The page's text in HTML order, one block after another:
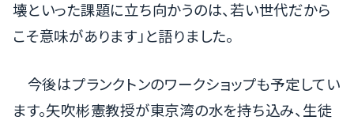
壊といった課題に立ち向かうのは、若い世代だから
こそ意味があります」と語りました。
今後はプランクトンのワークショップも予定してい
ます。矢吹彬憲教授が東京湾の水を持ち込み、生徒